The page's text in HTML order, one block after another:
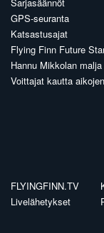
Sarjasäännöt
GPS-seuranta
Katsastusajat
Flying Finn Future
Hannu Mikkolan malja
Voittajat kautta aikojen
FLYINGFINN.TV
Livelähetykset